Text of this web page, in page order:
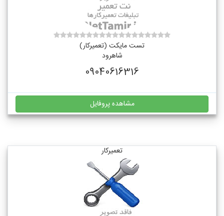
تست مایکت (تعمیرکار)
شاهرود
09040616316
مشاهده پروفایل
تعمیرکار